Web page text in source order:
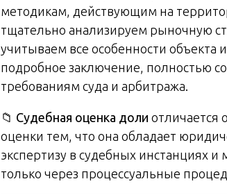
методикам, действующим на
тщательно анализируем рыночную
учитываем все особенности объекта
подробное заключение, полностью
требованиям суда и арбитража.
📁 Судебная оценка доли отличается
оценки тем, что она обладает
экспертизу в судебных инстанциях
только через процессуальные